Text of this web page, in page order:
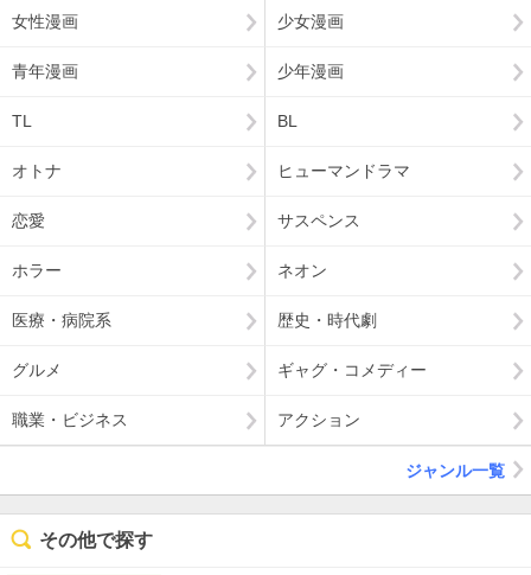
女性漫画 少女漫画
青年漫画 少年漫画
TL BL
オトナ ヒューマンドラマ
恋愛 サスペンス
ホラー ネオン
医療・病院系 歴史・時代劇
グルメ ギャグ・コメディー
職業・ビジネス アクション
ジャンル一覧
その他で探す